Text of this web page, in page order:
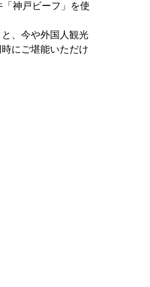
神戸ビーフ」を使
、今や外国人観光
にご堪能いただけ